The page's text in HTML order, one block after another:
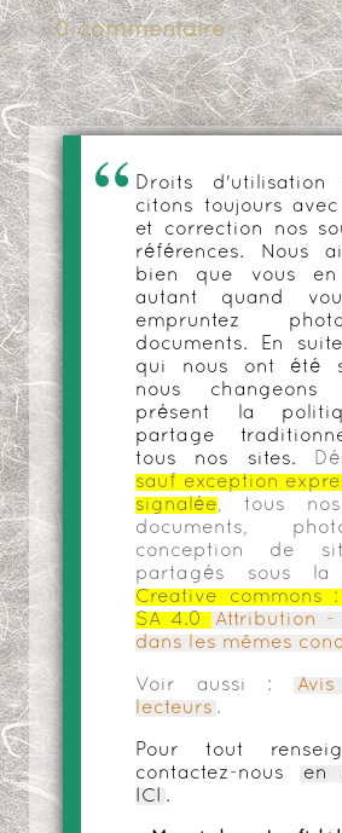
0 commentaire
Droits
citons toujours
et correction nos
références. Nous
bien que vous en
autant quand
empruntez
documents. En
qui nous ont été
nous
présent la
partage
tous nos sites.
sauf exception
signalée, tous
documents,
conception de
partagés sous
Creative commons :
SA 4.0
Attribution -
dans les mêmes
Voir aussi :
lecteurs .
Pour tout
contactez-nous
en
ICI
.